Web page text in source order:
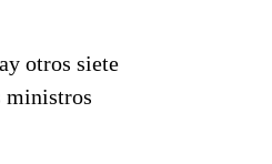
otros siete
ministros